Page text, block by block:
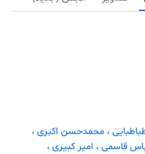
، محمدحسن اکبری ،
قاسمی ، امیر کبیری ،